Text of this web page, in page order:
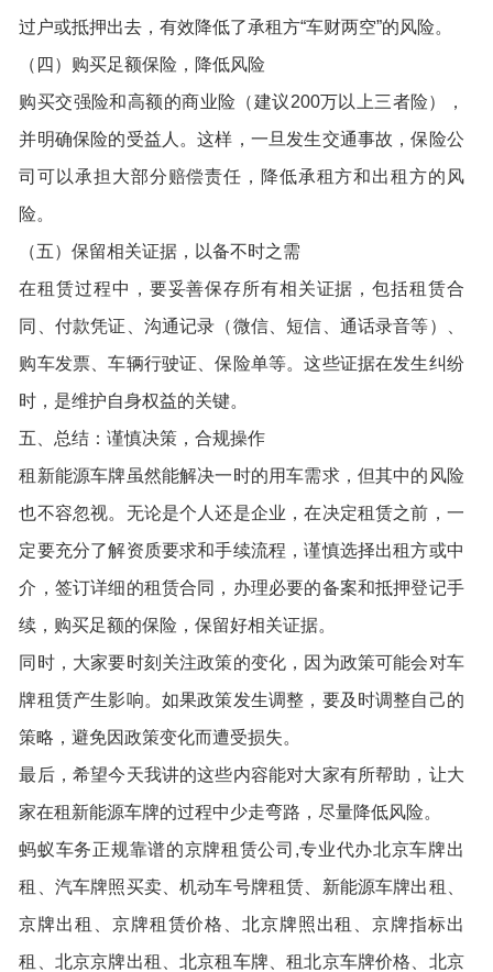
过户或抵押出去，有效降低了承租方“车财两空”的风险。
（四）购买足额保险，降低风险
购买交强险和高额的商业险（建议200万以上三者险），
并明确保险的受益人。这样，一旦发生交通事故，保险公
司可以承担大部分赔偿责任，降低承租方和出租方的风
险。
（五）保留相关证据，以备不时之需
在租赁过程中，要妥善保存所有相关证据，包括租赁合
同、付款凭证、沟通记录（微信、短信、通话录音等）、
购车发票、车辆行驶证、保险单等。这些证据在发生纠纷
时，是维护自身权益的关键。
五、总结：谨慎决策，合规操作
租新能源车牌虽然能解决一时的用车需求，但其中的风险
也不容忽视。无论是个人还是企业，在决定租赁之前，一
定要充分了解资质要求和手续流程，谨慎选择出租方或中
介，签订详细的租赁合同，办理必要的备案和抵押登记手
续，购买足额的保险，保留好相关证据。
同时，大家要时刻关注政策的变化，因为政策可能会对车
牌租赁产生影响。如果政策发生调整，要及时调整自己的
策略，避免因政策变化而遭受损失。
最后，希望今天我讲的这些内容能对大家有所帮助，让大
家在租新能源车牌的过程中少走弯路，尽量降低风险。
蚂蚁车务正规靠谱的京牌租赁公司,专业代办北京车牌出
租、汽车牌照买卖、机动车号牌租赁、新能源车牌出租、
京牌出租
、京牌租赁价格、北京牌照出租
、京牌指标出
租、北京京牌出租、北京租车牌、租北京车牌价格、北京